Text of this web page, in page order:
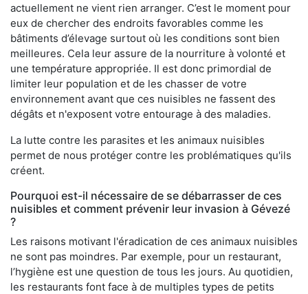
actuellement ne vient rien arranger. C’est le moment pour
eux de chercher des endroits favorables comme les
bâtiments d’élevage surtout où les conditions sont bien
meilleures. Cela leur assure de la nourriture à volonté et
une température appropriée. Il est donc primordial de
limiter leur population et de les chasser de votre
environnement avant que ces nuisibles ne fassent des
dégâts et n'exposent votre entourage à des maladies.
La lutte contre les parasites et les animaux nuisibles
permet de nous protéger contre les problématiques qu'ils
créent.
Pourquoi est-il nécessaire de se débarrasser de ces
nuisibles et comment prévenir leur invasion à Gévezé
?
Les raisons motivant l'éradication de ces animaux nuisibles
ne sont pas moindres. Par exemple, pour un restaurant,
l’hygiène est une question de tous les jours. Au quotidien,
les restaurants font face à de multiples types de petits